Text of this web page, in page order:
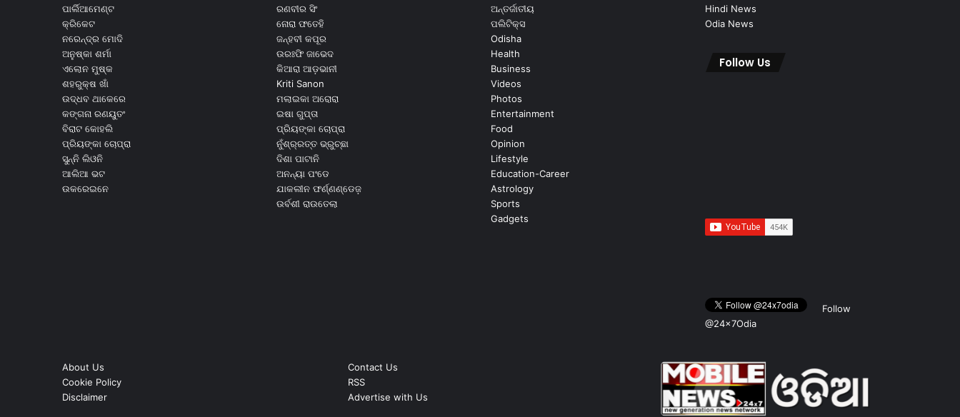
ପାର୍ଲିଆମେଣ୍ଟ
କ୍ରିକେଟ
ନରେନ୍ଦ୍ର ମୋଦି
ଅନୁଷ୍କା ଶର୍ମା
ଏଲୋନ ମୁଷ୍କ
ଶହରୁକ୍ଷ ଖାଁ
ଉଦ୍ଧବ ଥାକେରେ
କଙ୍ଗନା ରଣୟୁତଂ
ବିରାଟ କୋହଲି
ପ୍ରିୟଙ୍କା ଚୋପ୍ରା
ସୁନ୍ନି ଲିଓନି
ଆଲିଆ ଭଟ
ଉକରେଇନେ
ରଣବୀର ସିଂ
ନୋରା ଫତେହି
ଜନ୍ହବୀ କପୂର
ଉରଃଫି ଜାଭେଦ
କିଆରା ଆଡ଼ଭାନୀ
Kriti Sanon
ମଲାଇକା ଅରୋରା
ଇଷା ଗୁପ୍ତା
ପ୍ରିୟଙ୍କା ଚୋପ୍ରା
ନୁଁଶ୍ର୍ରତ୍ତ ଭ୍ରୁଚ୍ଛା
ଦିଶା ପାଟାନି
ଅନନ୍ୟା ପଂଡେ
ଯାକଲୀନ ଫର୍ଣ୍ଣଣ୍ଡେଜ଼
ଉର୍ବଶୀ ରାଉତେଲା
ଅନ୍ତର୍ଜାତୀୟ
ପଲିଟିକ୍ସ
Odisha
Health
Business
Videos
Photos
Entertainment
Food
Opinion
Lifestyle
Education-Career
Astrology
Sports
Gadgets
Hindi News
Odia News
Follow Us
Follow
@24x7Odia
About Us
Cookie Policy
Disclaimer
Contact Us
RSS
Advertise with Us